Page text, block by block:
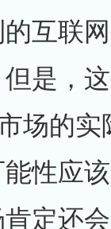
互联
是，
场的实
性应
定还